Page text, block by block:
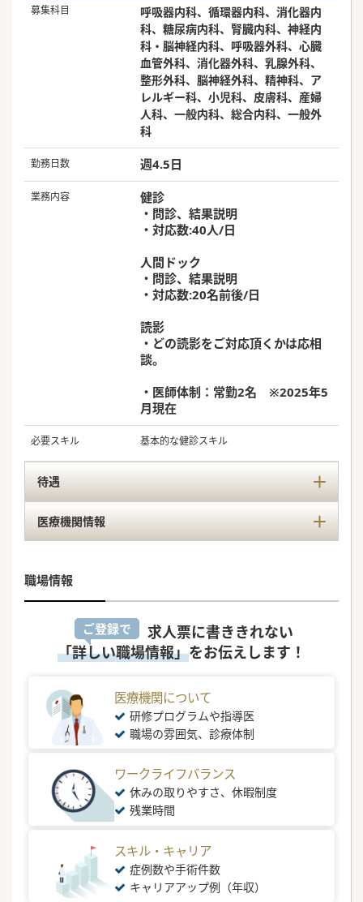
募集科目
呼吸器内科、循環器内科、消化器内
科、糖尿病内科、腎臓内科、神経内
科・脳神経内科、呼吸器外科、心臓
血管外科、消化器外科、乳腺外科、
整形外科、脳神経外科、精神科、ア
レルギー科、小児科、皮膚科、産婦
人科、一般内科、総合内科、一般外
科
勤務日数 週4.5日
業務内容
健診
・問診、結果説明
・対応数:40人/日
人間ドック
・問診、結果説明
・対応数:20名前後/日
読影
・どの読影をご対応頂くかは応相
談。
・医師体制：常勤2名 ※2025年5
月現在
必要スキル 基本的な健診スキル
待遇
医療機関情報
職場情報
ご登録で
求人票に書ききれない
「詳しい職場情報」をお伝えします！
医療機関について
研修プログラムや指導医
職場の雰囲気、診療体制
ワークライフバランス
休みの取りやすさ、休暇制度
残業時間
スキル・キャリア
症例数や手術件数
キャリアアップ例（年収）